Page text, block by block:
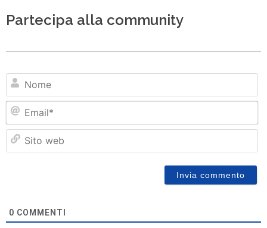
Partecipa alla community
0 COMMENTI